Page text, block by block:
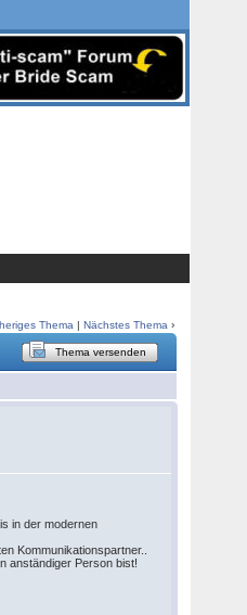
Thema |Nächstes Thema ›
Thema versenden
in der modernen
Kommunikationspartner..
anständiger Person bist!